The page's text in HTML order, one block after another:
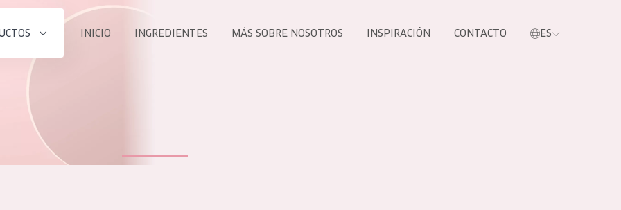
INICIO INGREDIENTES MÁS SOBRE NOSOTROS INSPIRACIÓN CONTACTO ES